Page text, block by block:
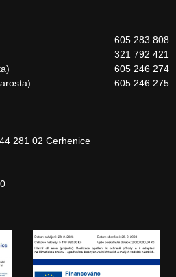
605 283 808
321 792 421
605 246 274
605 246 275
281 02 Cerhenice